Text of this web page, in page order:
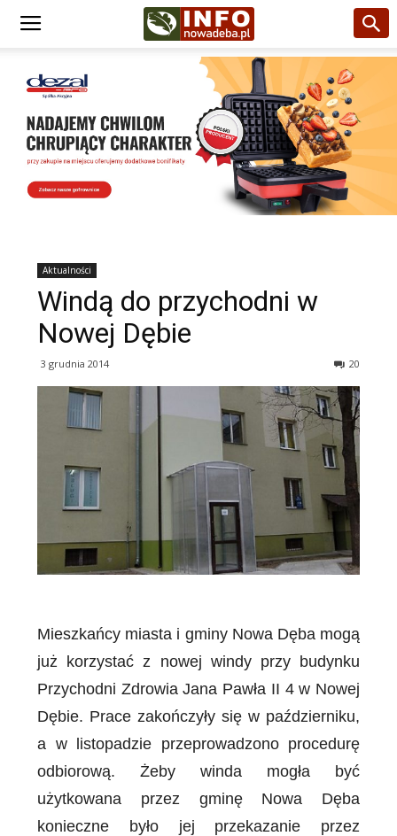
Aktualności
Windą do przychodni w
Nowej Dębie
3 grudnia 2014 20
Mieszkańcy miasta i gminy Nowa Dęba mogą
już korzystać z nowej windy przy budynku
Przychodni Zdrowia Jana Pawła II 4 w Nowej
Dębie. Prace zakończyły się w październiku,
a w listopadzie przeprowadzono procedurę
odbiorową. Żeby winda mogła być
użytkowana przez gminę Nowa Dęba
konieczne było jej przekazanie przez